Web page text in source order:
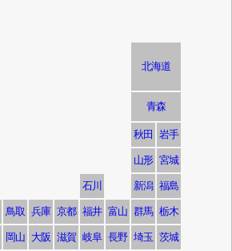
北海道
青森
秋田 岩手
山形 宮城
石川 新潟 福島
鳥取 兵庫 京都 福井 富山 群馬 栃木
岡山 大阪 滋賀 岐阜 長野 埼玉 茨城